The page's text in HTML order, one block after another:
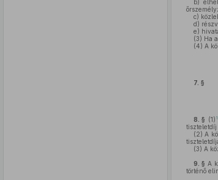
b)
c)
d)
e)
(3) Ha
(4) A
7. §
8. § (1)
tiszteletdíj
(2) A
(3) A
9. § A
történő